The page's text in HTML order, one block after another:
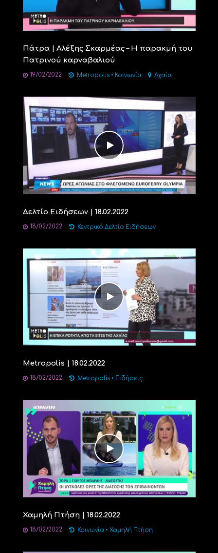
Πάτρα | Αλέξης Σκαρμέας – Η παρακμή του
Πατρινού καρναβαλιού
19/02/2022 Metropolis • Κοινωνία Αχαΐα
Δελτίο Ειδήσεων | 18.02.2022
18/02/2022 Κεντρικό Δελτίο Ειδήσεων
Metropolis | 18.02.2022
18/02/2022 Metropolis • Ειδήσεις
Χαμηλή Πτήση | 18.02.2022
18/02/2022 Κοινωνία • Χαμηλή Πτήση